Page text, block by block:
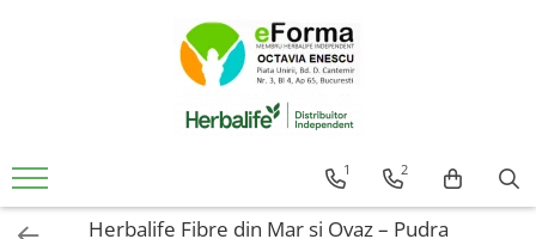
Slabire Sanatoasa Rapida
Ingrasare Sanatoasa Rapida
Mic Dejun Inteligent
1 2
Herbalife Fibre din Mar si Ovaz – Pudra